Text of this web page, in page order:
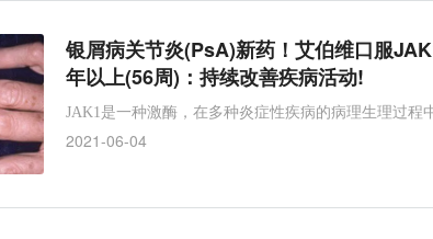
银屑病关节炎(PsA)新药！艾伯维口服
年以上(56周)：持续改善疾病活动!
JAK1是一种激酶，在多种炎症性疾病的病理生理过程
2021-06-04